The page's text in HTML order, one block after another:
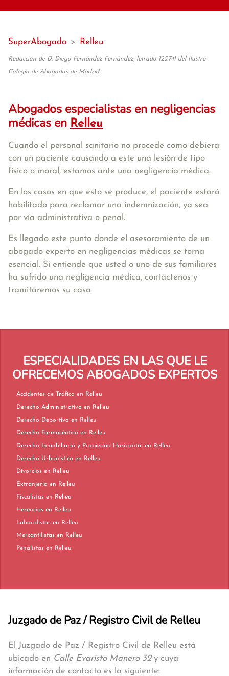
SuperAbogado > Relleu
Redacción de D. Diego Fernández Fernández, letrado 125.741 del Ilustre
Colegio de Abogados de Madrid.
Abogados especialistas en negligencias
médicas en Relleu
Cuando el personal sanitario no procede como debiera
con un paciente causando a este una lesión de tipo
físico o moral, estamos ante una negligencia médica.
En los casos en que esto se produce, el paciente estará
habilitado para reclamar una indemnización, ya sea
por vía administrativa o penal.
Es llegado este punto donde el asesoramiento de un
abogado experto en negligencias médicas se torna
esencial. Si entiende que usted o uno de sus familiares
ha sufrido una negligencia médica, contáctenos y
tramitaremos su caso.
ESPECIALIDADES EN LAS QUE LE
OFRECEMOS ABOGADOS EXPERTOS
Accidentes de Tráfico en Relleu
Derecho Administrativo en Relleu
Derecho Deportivo en Relleu
Derecho Farmacéutico en Relleu
Derecho Inmobiliario y Propiedad Horizontal en Relleu
Derecho Urbanístico en Relleu
Divorcios en Relleu
Extranjería en Relleu
Fiscalistas en Relleu
Herencias en Relleu
Laboralistas en Relleu
Mercantilistas en Relleu
Penalistas en Relleu
Juzgado de Paz / Registro Civil de Relleu
El Juzgado de Paz / Registro Civil de Relleu está
ubicado en Calle Evaristo Manero 32y cuya
información de contacto es la siguiente: